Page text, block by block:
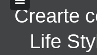
Crearte
Life